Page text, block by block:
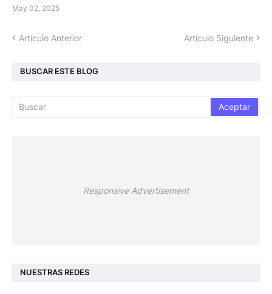
May 02, 2025
Artículo Anterior Artículo Siguiente
BUSCAR ESTE BLOG
Responsive Advertisement
NUESTRAS REDES